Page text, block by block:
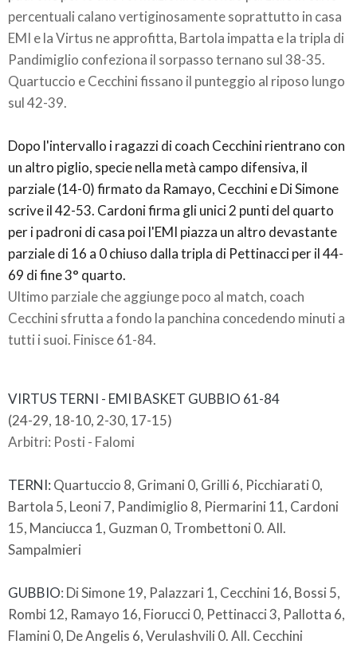
percentuali calano vertiginosamente soprattutto in casa
EMI e la Virtus ne approfitta, Bartola impatta e la tripla di
Pandimiglio confeziona il sorpasso ternano sul 38-35.
Quartuccio e Cecchini fissano il punteggio al riposo lungo
sul 42-39.
Dopo l'intervallo i ragazzi di coach Cecchini rientrano con
un altro piglio, specie nella metà campo difensiva, il
parziale (14-0) firmato da Ramayo, Cecchini e Di Simone
scrive il 42-53. Cardoni firma gli unici 2 punti del quarto
per i padroni di casa poi l'EMI piazza un altro devastante
parziale di 16 a 0 chiuso dalla tripla di Pettinacci per il 44-
69 di fine 3° quarto.
Ultimo parziale che aggiunge poco al match, coach
Cecchini sfrutta a fondo la panchina concedendo minuti a
tutti i suoi. Finisce 61-84.
VIRTUS TERNI - EMI BASKET GUBBIO 61-84
(24-29, 18-10, 2-30, 17-15)
Arbitri: Posti - Falomi
TERNI: Quartuccio 8, Grimani 0, Grilli 6, Picchiarati 0,
Bartola 5, Leoni 7, Pandimiglio 8, Piermarini 11, Cardoni
15, Manciucca 1, Guzman 0, Trombettoni 0. All.
Sampalmieri
GUBBIO: Di Simone 19, Palazzari 1, Cecchini 16, Bossi 5,
Rombi 12, Ramayo 16, Fiorucci 0, Pettinacci 3, Pallotta 6,
Flamini 0, De Angelis 6, Verulashvili 0. All. Cecchini